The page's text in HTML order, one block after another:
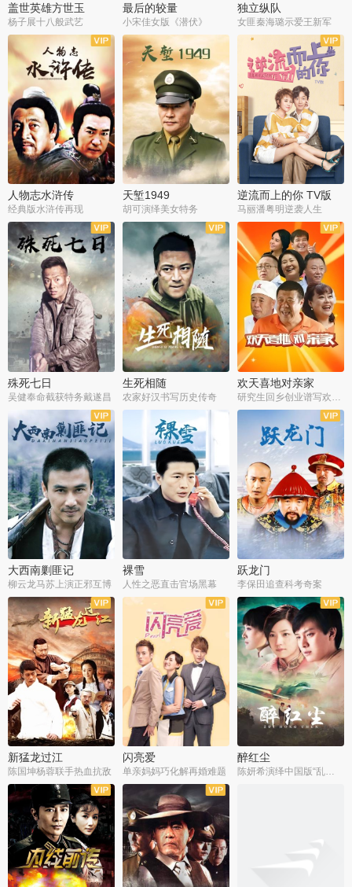
盖世英雄方世玉
杨子展十八般武艺
最后的较量
小宋佳女版《潜伏》
独立纵队
女匪秦海璐示爱王新军
全40集
人物志水浒传
经典版水浒传再现
全30集
天堑1949
胡可演绎美女特务
全43集
逆流而上的你 TV版
马丽潘粤明逆袭人生
全34集
殊死七日
吴健奉命截获特务戴遂昌
全21集
生死相随
农家好汉书写历史传奇
全35集
欢天喜地对亲家
大西南剿匪记
柳云龙马苏上演正邪互博
全21集
裸雪
人性之恶直击官场黑幕
全30集
跃龙门
李保田追查科考奇案
全36集
新猛龙过江
陈国坤杨蓉联手热血抗敌
全37集
闪亮爱
单亲妈妈巧化解再婚难题
全30集
醉红尘
陈妍希演绎中国版“乱世佳人”
全30集
全30集